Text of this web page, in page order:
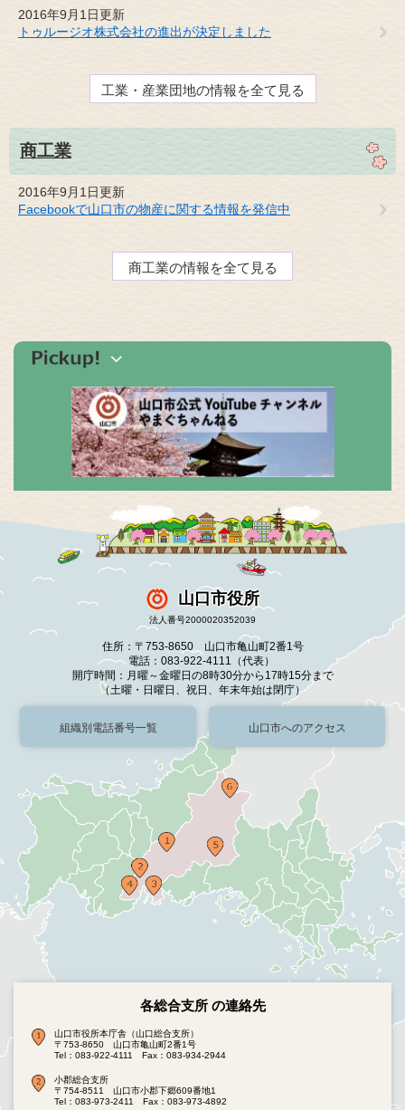
2016年9月1日更新
トゥルージオ株式会社の進出が決定しました
工業・産業団地の情報を全て見る
商工業
2016年9月1日更新
Facebookで山口市の物産に関する情報を発信中
商工業の情報を全て見る
山口市役所
法人番号2000020352039
住所：〒753-8650 山口市亀山町2番1号
電話：083-922-4111（代表）
開庁時間：月曜～金曜日の8時30分から17時15分まで
（土曜・日曜日、祝日、年末年始は閉庁）
組織別電話番号一覧 山口市へのアクセス
各総合支所 の連絡先
山口市役所本庁舎（山口総合支所）
〒753-8650 山口市亀山町2番1号
Tel：083-922-4111
Fax：083-934-2944
小郡総合支所
〒754-8511 山口市小郡下郷609番地1
Tel：083-973-2411
Fax：083-973-4892